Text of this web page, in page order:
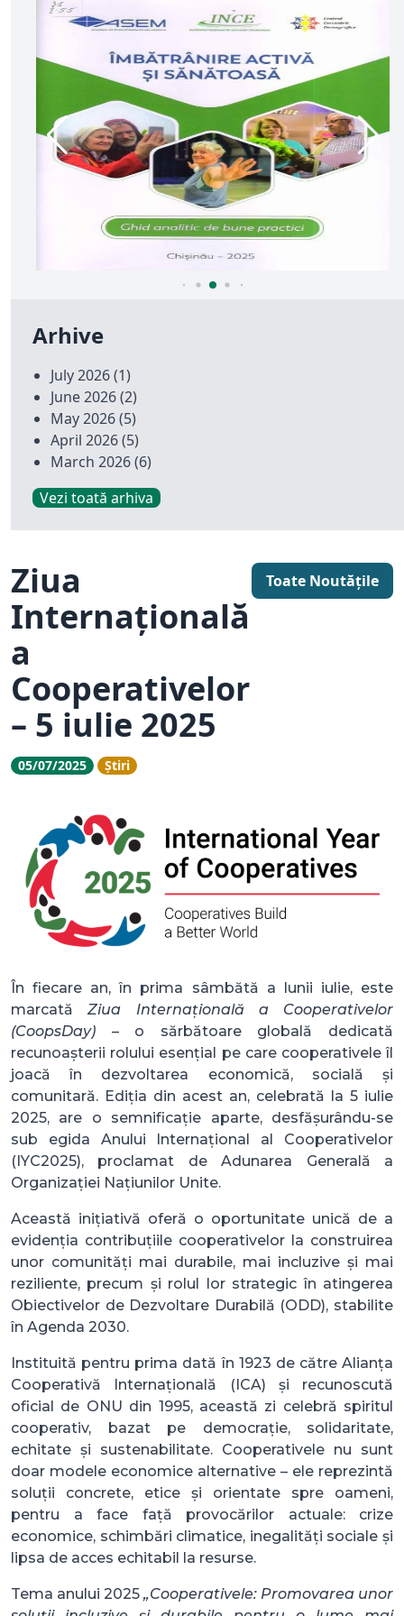
Arhive
July 2026(1)
June 2026(2)
May 2026(5)
April 2026(5)
March 2026(6)
Vezi toată arhiva
Ziua
Internațională
a
Cooperativelor
– 5 iulie 2025
Toate Noutățile
05/07/2025 Știri
În fiecare an, în prima sâmbătă a lunii iulie, este
marcatăZiua Internațională a Cooperativelor
(CoopsDay) – o sărbătoare globală dedicată
recunoașterii rolului esențial pe care cooperativele îl
joacă în dezvoltarea economică, socială și
comunitară. Ediția din acest an, celebrată la 5 iulie
2025, are o semnificație aparte, desfășurându-se
sub egida Anului Internațional al Cooperativelor
(IYC2025), proclamat de Adunarea Generală a
Organizației Națiunilor Unite.
Această inițiativă oferă o oportunitate unică de a
evidenția contribuțiile cooperativelor la construirea
unor comunități mai durabile, mai incluzive și mai
reziliente, precum și rolul lor strategic în atingerea
Obiectivelor de Dezvoltare Durabilă (ODD), stabilite
în Agenda 2030.
Instituită pentru prima dată în 1923 de către Alianța
Cooperativă Internațională (ICA) și recunoscută
oficial de ONU din 1995, această zi celebră spiritul
cooperativ, bazat pe democrație, solidaritate,
echitate și sustenabilitate. Cooperativele nu sunt
doar modele economice alternative – ele reprezintă
soluții concrete, etice și orientate spre oameni,
pentru a face față provocărilor actuale: crize
economice, schimbări climatice, inegalități sociale și
lipsa de acces echitabil la resurse.
Tema anului 2025 „Cooperativele: Promovarea unor